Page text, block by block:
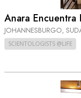
Anara
JOHANNESBURGO,
SCIENTOLOGISTS @LIFE